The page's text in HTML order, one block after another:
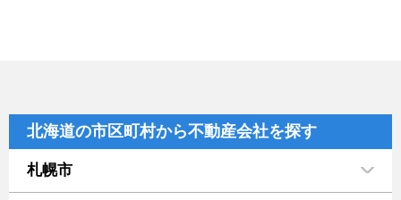
北海道の市区町村から不動産会社を探す
札幌市